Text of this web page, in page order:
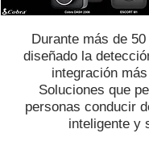
Durante más de
diseñado la
integración
Soluciones que
personas conducir
inteligente y